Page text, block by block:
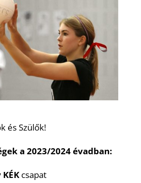
és Szülők!
a 2023/2024 évadban:
csapat